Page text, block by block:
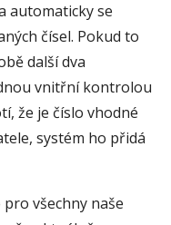
automaticky se
čísel. Pokud to
další dva
vnitřní kontrolou
že je číslo vhodné
systém ho přidá
všechny naše